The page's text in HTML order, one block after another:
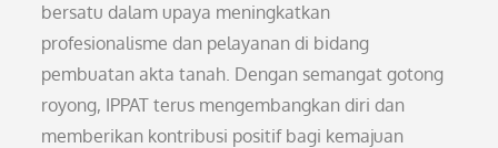
bersatu dalam upaya meningkatkan
profesionalisme dan pelayanan di bidang
pembuatan akta tanah. Dengan semangat gotong
royong, IPPAT terus mengembangkan diri dan
memberikan kontribusi positif bagi kemajuan